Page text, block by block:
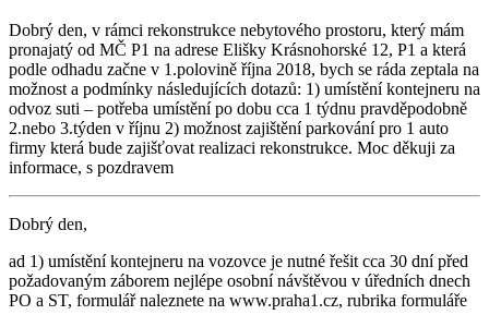
Dobrý den, v rámci rekonstrukce nebytového prostoru, který mám
pronajatý od MČ P1 na adrese Elišky Krásnohorské 12, P1 a která
podle odhadu začne v 1.polovině října 2018, bych se ráda zeptala na
možnost a podmínky následujících dotazů: 1) umístění kontejneru na
odvoz suti – potřeba umístění po dobu cca 1 týdnu pravděpodobně
2.nebo 3.týden v říjnu 2) možnost zajištění parkování pro 1 auto
firmy která bude zajišťovat realizaci rekonstrukce. Moc děkuji za
informace, s pozdravem
Dobrý den,
ad 1) umístění kontejneru na vozovce je nutné řešit cca 30 dní před
požadovaným záborem nejlépe osobní návštěvou v úředních dnech
PO a ST, formulář naleznete na www.praha1.cz, rubrika formuláře